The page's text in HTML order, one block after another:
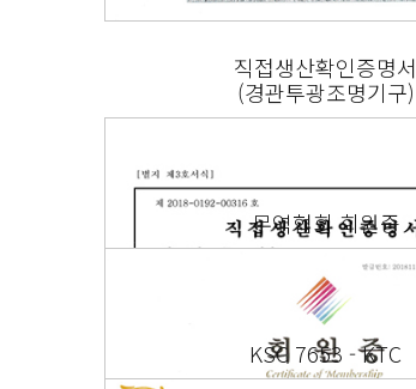
직접생산확인증명서
(경관투광조명기구)
무역협회 회원증
KSC 7653 - KTC